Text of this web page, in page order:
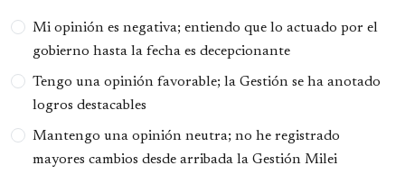
Opciones
Mi opinión es negativa; entiendo que lo actuado por el
gobierno hasta la fecha es decepcionante
Tengo una opinión favorable; la Gestión se ha anotado
logros destacables
Mantengo una opinión neutra; no he registrado
mayores cambios desde arribada la Gestión Milei